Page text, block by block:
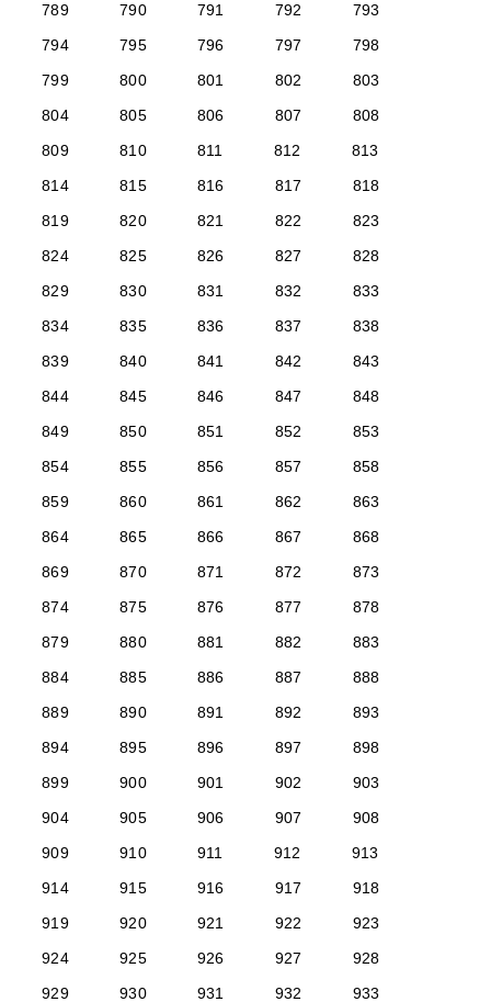
789
790 791 792
793
794
795 796 797
798
799
800 801 802
803
804
805 806 807
808
809
810 811 812
813
814
815 816 817
818
819
820 821 822
823
824
825 826 827
828
829
830 831 832
833
834
835 836 837
838
839
840 841 842
843
844
845 846 847
848
849
850 851 852
853
854
855 856 857
858
859
860 861 862
863
864
865 866 867
868
869
870 871 872
873
874
875 876 877
878
879
880 881 882
883
884
885 886 887
888
889
890 891 892
893
894
895 896 897
898
899
900 901 902
903
904
905 906 907
908
909
910 911 912
913
914
915 916 917
918
919
920 921 922
923
924
925 926 927
928
929
930 931 932 933